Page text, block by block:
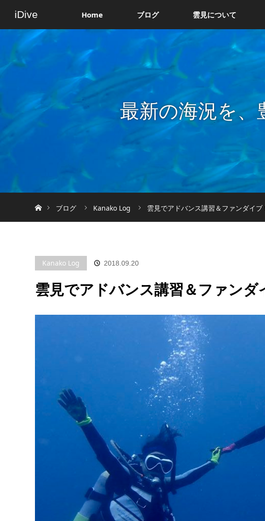
iDive Home ブログ 雲見について
最新の海況を、
ブログ
Kanako Log 雲見でアドバンス講習＆ファンダイブ
Kanako Log 2018.09.20
雲見でアドバンス講習＆ファンダ